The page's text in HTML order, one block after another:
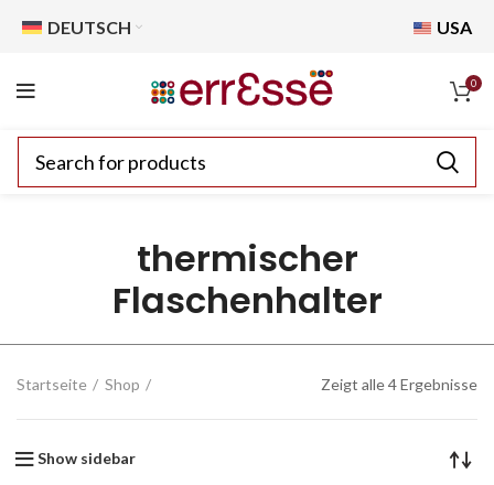
DEUTSCH USA
0
thermischer
Flaschenhalter
Startseite Shop Zeigt alle 4 Ergebnisse
Show sidebar